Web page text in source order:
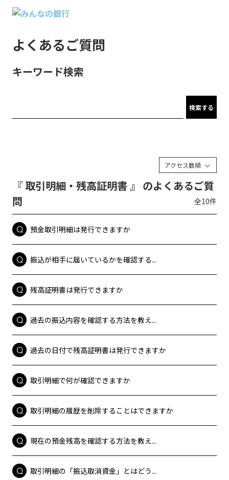
よくあるご質問
キーワード検索
検索する
アクセス数順
『 取引明細・残高証明書 』 のよくあるご質
問
全10件
預金取引明細は発行できますか
振込が相手に届いているかを確認する...
残高証明書は発行できますか
過去の振込内容を確認する方法を教え...
過去の日付で残高証明書は発行できますか
取引明細で何が確認できますか
取引明細の履歴を削除することはできますか
現在の預金残高を確認する方法を教え...
取引明細の「振込取消資金」とはどう...